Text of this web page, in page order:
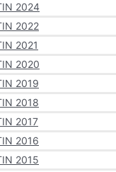
2024
2022
2021
2020
2019
2018
2017
2016
2015